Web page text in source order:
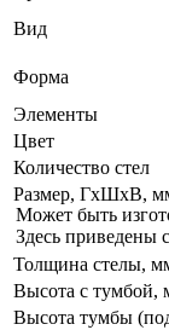
Вид
Форма
Элементы
Цвет
Количество стел
Размер, ГxШxВ,
Может быть
Здесь приведены
Толщина стелы,
Высота с тумбой,
Высота тумбы